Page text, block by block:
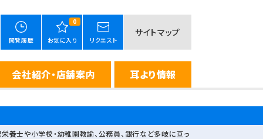
閲覧履歴
0
お気に入り リクエスト
サイトマップ
会社紹介・店舗案内 耳より情報
養士や小学校・幼稚園教諭、公務員、銀行など多岐に亘っ